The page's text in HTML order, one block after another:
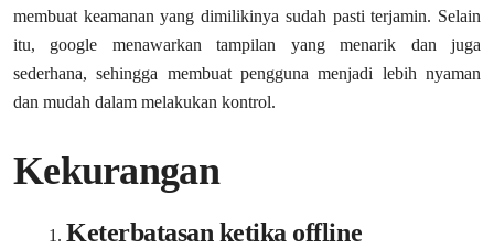
membuat keamanan yang dimilikinya sudah pasti terjamin. Selain
itu, google menawarkan tampilan yang menarik dan juga
sederhana, sehingga membuat pengguna menjadi lebih nyaman
dan mudah dalam melakukan kontrol.
Kekurangan
Keterbatasan ketika offline